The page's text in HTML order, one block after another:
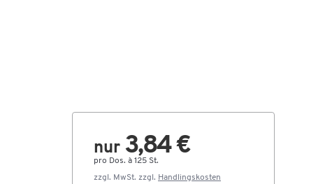
nur 3,84 €
pro Dos. à 125 St.
zzgl. MwSt. zzgl. Handlingskosten